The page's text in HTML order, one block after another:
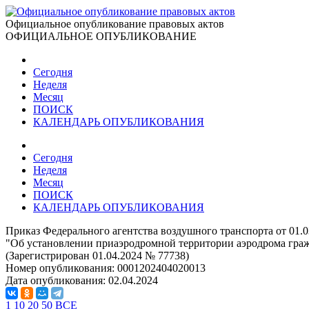
Официальное опубликование правовых актов
ОФИЦИАЛЬНОЕ ОПУБЛИКОВАНИЕ
Сегодня
Неделя
Месяц
ПОИСК
КАЛЕНДАРЬ ОПУБЛИКОВАНИЯ
Сегодня
Неделя
Месяц
ПОИСК
КАЛЕНДАРЬ ОПУБЛИКОВАНИЯ
Приказ Федерального агентства воздушного транспорта от
"Об установлении приаэродромной территории аэродрома
(Зарегистрирован 01.04.2024 № 77738)
Номер опубликования: 0001202404020013
Дата опубликования: 02.04.2024
1 10 20 50 ВСЕ